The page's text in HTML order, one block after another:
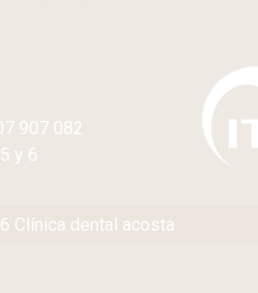
907 082
y 6
Clínica dental acosta